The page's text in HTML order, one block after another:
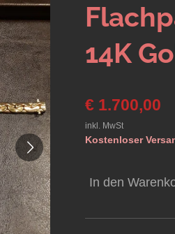
14K
€ 1.700,00
inkl. MwSt
Kostenloser
In den